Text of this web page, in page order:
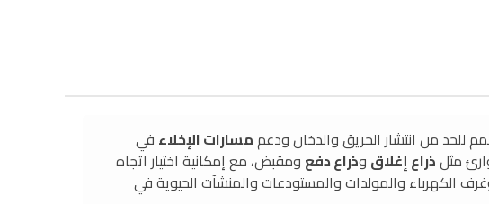
للحد من انتشار الحريق والدخان ودعممسارات الإخلاء في
مثلذراع إغلاق وذراع دفع ومقبض، مع إمكانية اختيار اتجاه
الكهرباء والمولدات والمستودعات والمنشآت الحيوية في